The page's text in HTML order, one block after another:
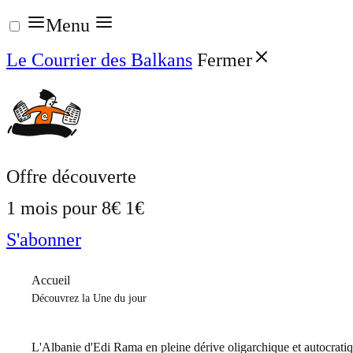
Aller
au
contenu
Menu
Le Courrier des Balkans Fermer
Offre découverte
1 mois pour 8€ 1€
S'abonner
Accueil
Découvrez la Une du jour
L'Albanie d'Edi Rama en pleine dérive oligarchique et